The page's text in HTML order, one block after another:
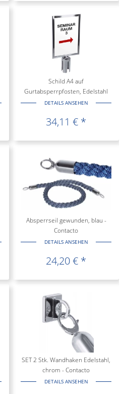
Schild A4 auf
Gurtabsperrpfosten, Edelstahl
-...
DETAILS ANSEHEN
34,11 € *
Absperrseil gewunden, blau -
Contacto
DETAILS ANSEHEN
24,20 € *
SET 2 Stk. Wandhaken Edelstahl,
chrom - Contacto
DETAILS ANSEHEN